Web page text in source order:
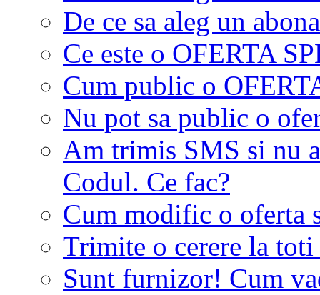
De ce sa aleg un
Ce este o OFERTA
Cum public o
Nu pot sa public o
Am trimis SMS si nu
Codul. Ce fac?
Cum modific o oferta
Trimite o cerere la
Sunt furnizor! Cum